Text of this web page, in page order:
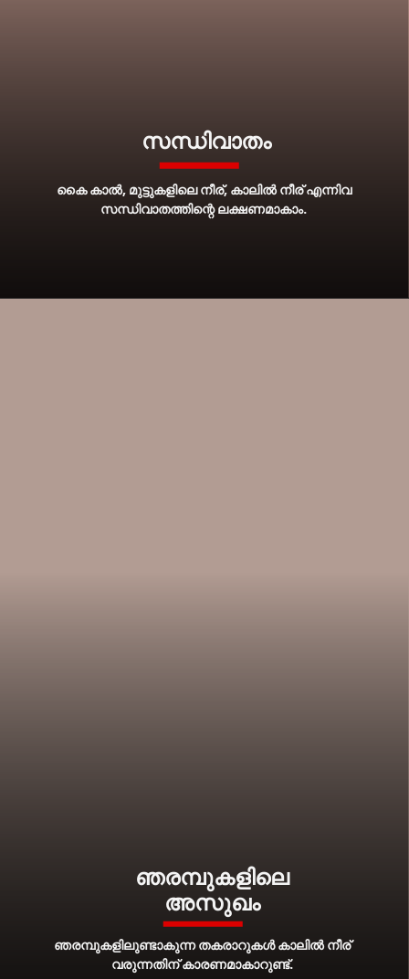
കൈ കാല്‍, മുട്ടുകളിലെ നീര്, കാലില്‍ നീര് എന്നിവ
സന്ധിവാതം
ഞരമ്പുകളിലുണ്ടാകുന്ന തകരാറുകള്‍ കാലില്‍ നീര്
ഞരമ്പുകളിലെ
അസുഖം